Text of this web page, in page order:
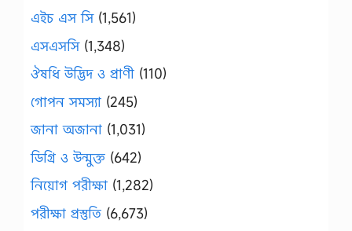
এইচ এস সি(1,561)
এসএসসি(1,348)
ঔষধি উদ্ভিদ ও প্রাণী (110)
গোপন সমস্যা (245)
জানা অজানা (1,031)
ডিগ্রি ও উন্মুক্ত (642)
নিয়োগ পরীক্ষা (1,282)
পরীক্ষা প্রস্তুতি (6,673)